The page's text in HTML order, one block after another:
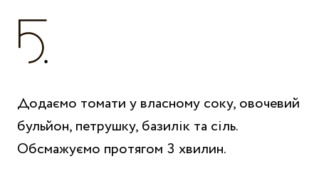
Додаємо томати у власному соку, овочевий
бульйон, петрушку, базилік та сіль.
Обсмажуємо протягом 3 хвилин.